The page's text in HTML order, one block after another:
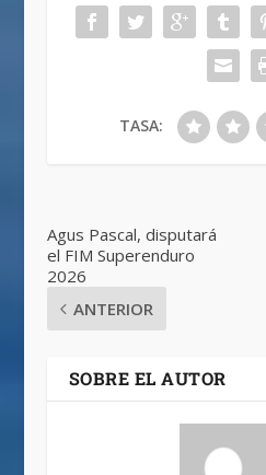
TASA:
Agus Pascal, disputará
el FIM Superenduro
2026
ANTERIOR
SOBRE EL AUTOR